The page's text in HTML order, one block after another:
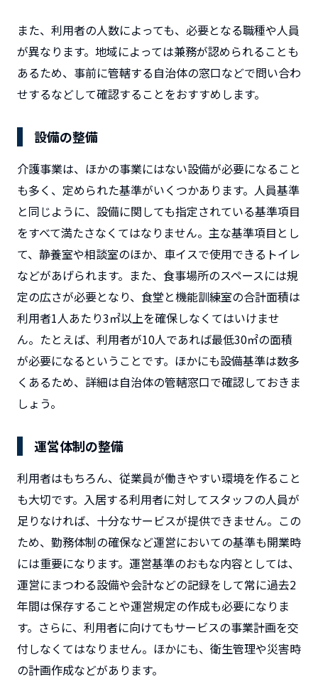
また、利用者の人数によっても、必要となる職種や人員
が異なります。地域によっては兼務が認められることも
あるため、事前に管轄する自治体の窓口などで問い合わ
せするなどして確認することをおすすめします。
設備の整備
介護事業は、ほかの事業にはない設備が必要になること
も多く、定められた基準がいくつかあります。人員基準
と同じように、設備に関しても指定されている基準項目
をすべて満たさなくてはなりません。主な基準項目とし
て、静養室や相談室のほか、車イスで使用できるトイレ
などがあげられます。また、食事場所のスペースには規
定の広さが必要となり、食堂と機能訓練室の合計面積は
利用者1人あたり3㎡以上を確保しなくてはいけませ
ん。たとえば、利用者が10人であれば最低30㎡の面積
が必要になるということです。ほかにも設備基準は数多
くあるため、詳細は自治体の管轄窓口で確認しておきま
しょう。
運営体制の整備
利用者はもちろん、従業員が働きやすい環境を作ること
も大切です。入居する利用者に対してスタッフの人員が
足りなければ、十分なサービスが提供できません。この
ため、勤務体制の確保など運営においての基準も開業時
には重要になります。運営基準のおもな内容としては、
運営にまつわる設備や会計などの記録をして常に過去2
年間は保存することや運営規定の作成も必要になりま
す。さらに、利用者に向けてもサービスの事業計画を交
付しなくてはなりません。ほかにも、衛生管理や災害時
の計画作成などがあります。